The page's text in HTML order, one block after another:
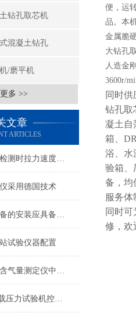
钻孔取芯机
混凝土钻孔
/磨平机
多 >>
文章
ARTICLES
砂浆电子拉力机检测时拉力速度的问题
采用德国技术
试验仪器检测设备的安装应具备的条件
试验仪器配置
日本三洋混凝土含气量测定仪中国总代理终身维修
EHDC-N型恒加载压力试验机控制系统操作说明书
便，运
品。本
金属脆
大钻孔
人造金
3600r/
同时供
钻孔取
凝土自
箱、
浴、水
验箱、
备，均
服务
同时
修，欢